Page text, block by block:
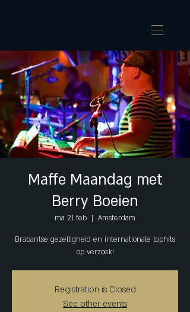
Maffe Maandag met
Berry Boeien
ma 21 feb
  |
Amsterdam
Brabantse gezelligheid en internationale tophits
op verzoek!
Registration is Closed
See other events